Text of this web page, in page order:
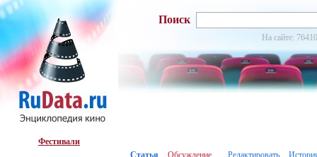
Фестивали
Поиск
На сайте:
Статья Обсуждение Редактировать